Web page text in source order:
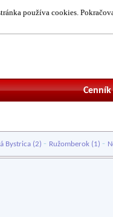
používa cookies.
Cenník
Bystrica (2) - Ružomberok (1) -